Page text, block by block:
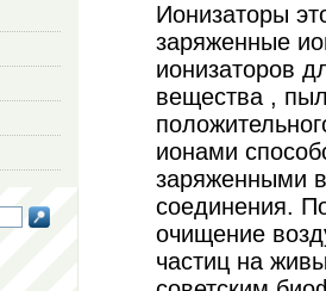
Ионизаторы
заряженные
ионизаторов
вещества ,
ионами
заряженными
соединения.
очищение
частиц на